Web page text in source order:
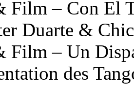
Film – Con El
Duarte &
Film – Un
des